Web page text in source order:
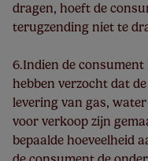
dragen, hoeft de
terugzending niet te
6.Indien de
hebben verzocht dat
levering van gas,
voor verkoop zijn
bepaalde hoeveelheid